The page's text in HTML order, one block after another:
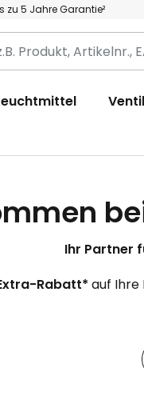
zu 5 Jahre Garantie²
Ihr Partner
Rabatt* auf Ihre